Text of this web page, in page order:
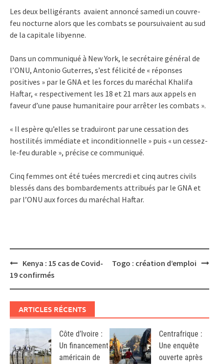
Les deux belligérants avaient annoncé samedi un couvre-
feu nocturne alors que les combats se poursuivaient au sud
de la capitale libyenne.
Dans un communiqué à New York, le secrétaire général de
l’ONU, Antonio Guterres, s’est félicité de « réponses
positives » par le GNA et les forces du maréchal Khalifa
Haftar, « respectivement les 18 et 21 mars aux appels en
faveur d’une pause humanitaire pour arrêter les combats ».
« Il espère qu’elles se traduiront par une cessation des
hostilités immédiate et inconditionnelle » puis « un cessez-
le-feu durable », précise ce communiqué.
Cinq femmes ont été tuées mercredi et cinq autres civils
blessés dans des bombardements attribués par le GNA et
par l’ONU aux forces du maréchal Haftar.
Post
navigation
Kenya : 15 cas de Covid-
19 confirmés
Togo : création d’emploi
ARTICLES RÉCENTS
Côte d’Ivoire :
Un financement
américain de
Centrafrique :
Une enquête
ouverte après